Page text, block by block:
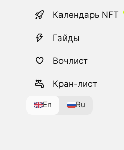
Календарь NFT
Гайды
Вочлист
Кран-лист
En Ru